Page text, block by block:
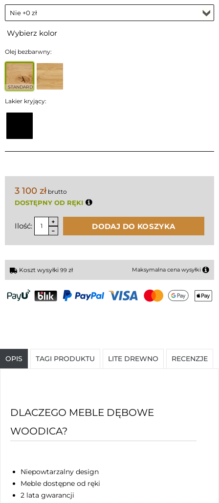
Wybierz kolor
Olej bezbarwny:
STANDARD
Lakier kryjący:
3 100 zł brutto
DOSTĘPNY OD RĘKI
Ilość: DODAJ DO KOSZYKA
Koszt wysyłki 99 zł Maksymalna cena wysyłki
OPIS TAGI PRODUKTU LITE DREWNO RECENZJE
DLACZEGO MEBLE DĘBOWE
WOODICA?
Niepowtarzalny design
Meble dostępne od ręki
2 lata gwarancji